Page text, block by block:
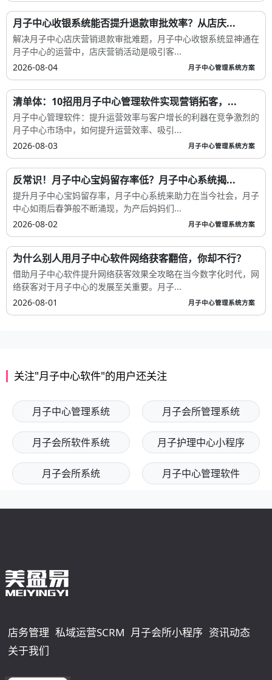
月子中心收银系统能否提升退款审批效率？从店庆...
解决月子中心店庆营销退款审批难题，月子中心收银系统显神通在
月子中心的运营中，店庆营销活动是吸引客...
2026-08-04
月子中心管理系统方案
清单体：10招用月子中心管理软件实现营销拓客，...
月子中心管理软件：提升运营效率与客户增长的利器在竞争激烈的
月子中心市场中，如何提升运营效率、吸引...
2026-08-03
月子中心管理系统方案
反常识！月子中心宝妈留存率低？月子中心系统揭...
提升月子中心宝妈留存率，月子中心系统来助力在当今社会，月子
中心如雨后春笋般不断涌现，为产后妈妈们...
2026-08-02
月子中心管理系统方案
为什么别人用月子中心软件网络获客翻倍，你却不行？
借助月子中心软件提升网络获客效果全攻略在当今数字化时代，网
络获客对于月子中心的发展至关重要。月子...
2026-08-01
月子中心管理系统方案
关注"月子中心软件"的用户还关注
月子中心管理系统 月子会所管理系统
月子会所软件系统 月子护理中心小程序
月子会所系统 月子中心管理软件
店务管理 私域运营SCRM 月子会所小程序 资讯动态
关于我们